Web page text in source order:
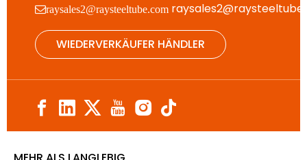
raysales2@raysteeltube.com
WIEDERVERKÄUFER HÄNDLER